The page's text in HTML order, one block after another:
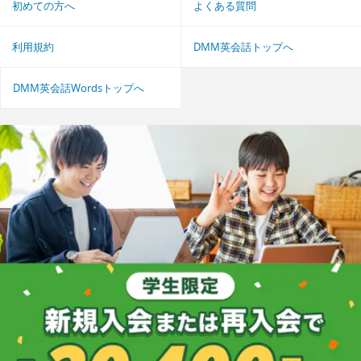
初めての方へ よくある質問
利用規約 DMM英会話トップへ
DMM英会話Wordsトップへ